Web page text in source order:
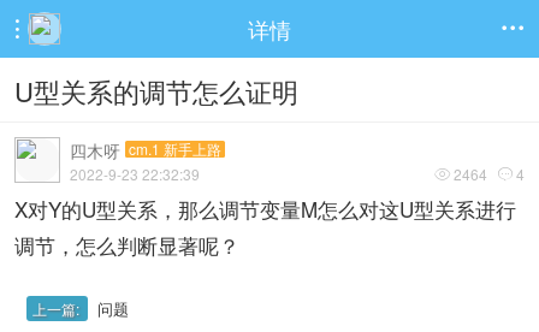
 详情 
U型关系的调节怎么证明
四木呀 cm.1 新手上路
 2464  4
2022-9-23 22:32:39
X对Y的U型关系，那么调节变量M怎么对这U型关系进行
调节，怎么判断显著呢？
上一篇: 问题